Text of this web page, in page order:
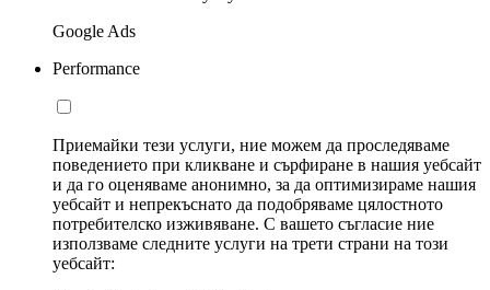
Google Ads
Performance
Приемайки тези услуги, ние можем да проследяваме
поведението при кликване и сърфиране в нашия уебсайт
и да го оценяваме анонимно, за да оптимизираме нашия
уебсайт и непрекъснато да подобряваме цялостното
потребителско изживяване. С вашето съгласие ние
използваме следните услуги на трети страни на този
уебсайт: